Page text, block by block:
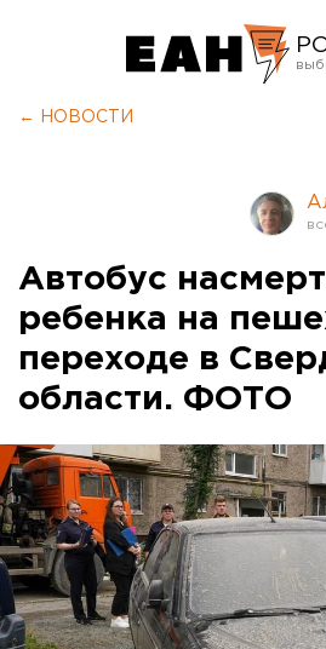
← НОВОСТИ
Автобус
ребенка на
переходе в
области. ФОТО